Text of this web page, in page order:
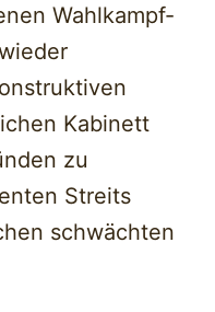
Wahlkampf-
Kabinett
zu
Streits
schwächten